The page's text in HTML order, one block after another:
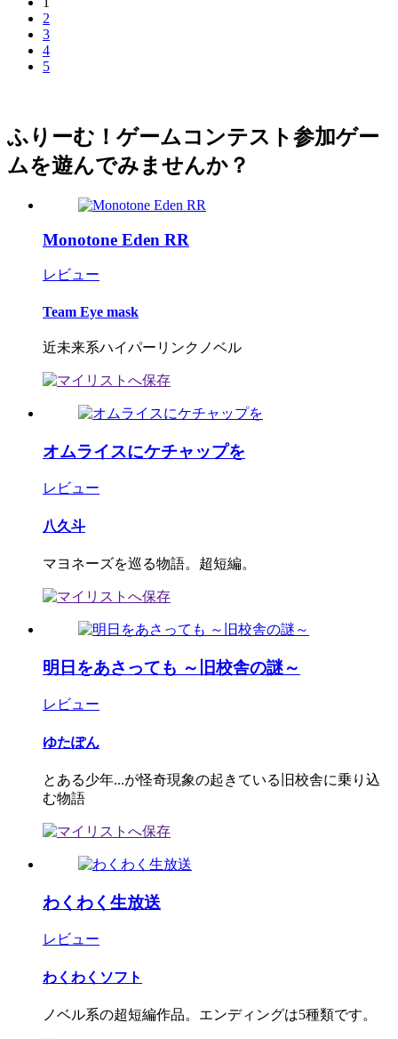
2
3
4
5
ふりーむ！ゲームコンテスト参加ゲー
ムを遊んでみませんか？
Monotone Eden RR
レビュー
Team Eye mask
近未来系ハイパーリンクノベル
オムライスにケチャップを
レビュー
八久斗
マヨネーズを巡る物語。超短編。
明日をあさっても ～旧校舎の謎～
レビュー
ゆたぽん
とある少年...が怪奇現象の起きている旧校舎に乗り込
む物語
わくわく生放送
レビュー
わくわくソフト
ノベル系の超短編作品。エンディングは5種類です。